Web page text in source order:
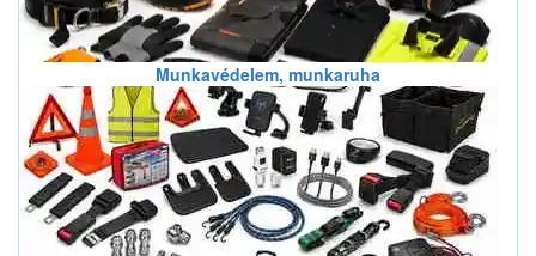
Munkavédelem, munkaruha